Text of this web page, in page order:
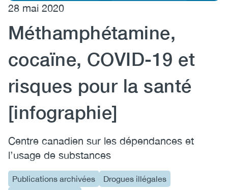
EN FR
28 mai 2020
Méthamphétamine,
cocaïne, COVID-19 et
risques pour la santé
[infographie]
Centre canadien sur les dépendances et
l’usage de substances
Publications archivées
Drogues illégales